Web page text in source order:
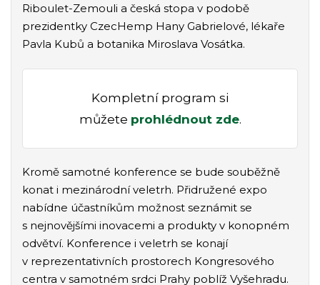
Riboulet-Zemouli a česká stopa v podobě
prezidentky CzecHemp Hany Gabrielové, lékaře
Pavla Kubů a botanika Miroslava Vosátka.
Kompletní program si
můžete prohlédnout zde.
Kromě samotné konference se bude souběžně
konat i mezinárodní veletrh. Přidružené expo
nabídne účastníkům možnost seznámit se
s nejnovějšími inovacemi a produkty v konopném
odvětví. Konference i veletrh se konají
v reprezentativních prostorech Kongresového
centra v samotném srdci Prahy poblíž Vyšehradu.